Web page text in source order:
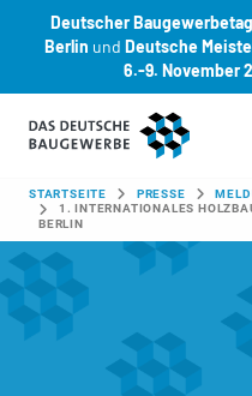
Deutscher
Berlin und Deutsche
6.-9. November
Zum Hauptinhalt springen
SIE SIND HIER:
STARTSEITE PRESSE
1. INTERNATIONALES
BERLIN